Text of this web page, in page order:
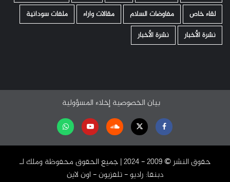
لقاء خاص
مفاوضات السلام مقالات واراء
ملفات سودانية
نشرة الأخبار
نشرة الأخبار
بيان الخصوصية إخلاء المسؤولية
Facebook
Twitter
Soundcloud
Youtubeتابعنا
واتساب
حقوق النشر ©️ 2009 - 2024 | جميع الحقوق محفوظة وملك لـ
دبنقا: راديو - تلفزيون - اون لاين